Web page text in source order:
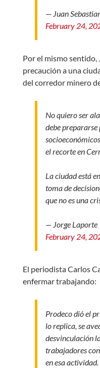
— Juan
February 24,
Por el mismo
precaución a una
del corredor minero
No quiero ser
debe prepararse
el recorte en
La ciudad está
toma de
que no es una
— Jorge Laporte
February 24,
El periodista Carlos
enfermar trabajando:
Prodeco dió el
lo replica, se
desvinculación
trabajadores
en esa